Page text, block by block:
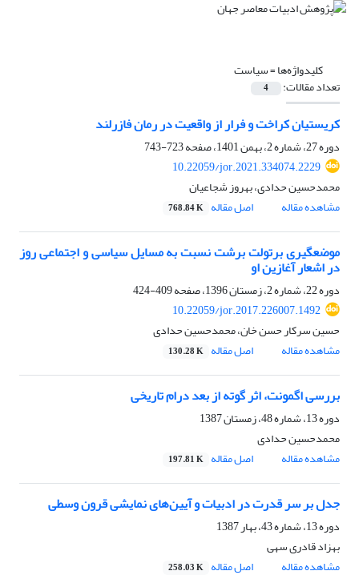
کلیدواژه‌ها =سیاست
تعداد مقالات: 4
کریستیان کراخت و فرار از واقعیت در رمان فازرلند
دوره 27، شماره 2، بهمن 1401، صفحه
723-743
10.22059/jor.2021.334074.2229
محمدحسین حدادی، بهروز شجاعیان
مشاهده مقاله
اصل مقاله 768.84 K
موضعگیری برتولت برشت نسبت به مسایل سیاسی و اجتماعی روز
در اشعار آغازین او
دوره 22، شماره 2، زمستان 1396، صفحه
409-424
10.22059/jor.2017.226007.1492
حسین سرکار حسن خان، محمدحسین حدادی
مشاهده مقاله
اصل مقاله 130.28 K
بررسی اگمونت، اثر گوته از بعد درام تاریخی
دوره 13، شماره 48، زمستان 1387
محمدحسین حدادی
مشاهده مقاله
اصل مقاله 197.81 K
جدل بر سر قدرت در ادبیات و آیین‌های نمایشی قرون وسطی
دوره 13، شماره 43، بهار 1387
بهزاد قادری سهی
مشاهده مقاله
اصل مقاله 258.03 K